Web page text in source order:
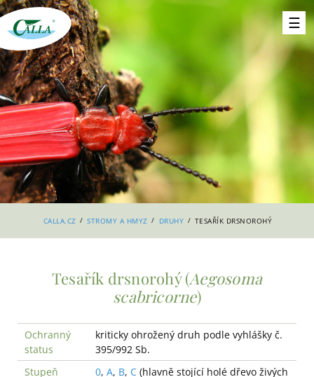
CALLA.CZ / STROMY A HMYZ / DRUHY / TESAŘÍK DRSNOROHÝ
Tesařík drsnorohý (Aegosoma
scabricorne)
Ochranný
status
kriticky ohrožený druh podle vyhlášky č.
395/992 Sb.
Stupeň
0, A, B, C (hlavně stojící holé dřevo živých